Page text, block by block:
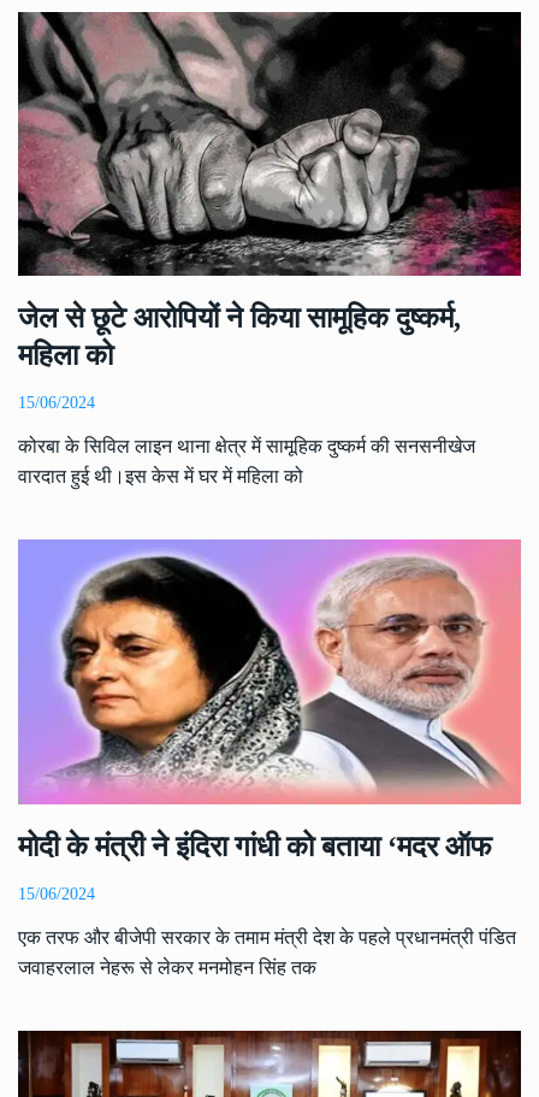
जेल से छूटे आरोपियों ने किया सामूहिक दुष्कर्म,
महिला को
15/06/2024
कोरबा के सिविल लाइन थाना क्षेत्र में सामूहिक दुष्कर्म की सनसनीखेज
वारदात हुई थी।इस केस में घर में महिला को
मोदी के मंत्री ने इंदिरा गांधी को बताया ‘मदर ऑफ
15/06/2024
एक तरफ और बीजेपी सरकार के तमाम मंत्री देश के पहले प्रधानमंत्री पंडित
जवाहरलाल नेहरू से लेकर मनमोहन सिंह तक